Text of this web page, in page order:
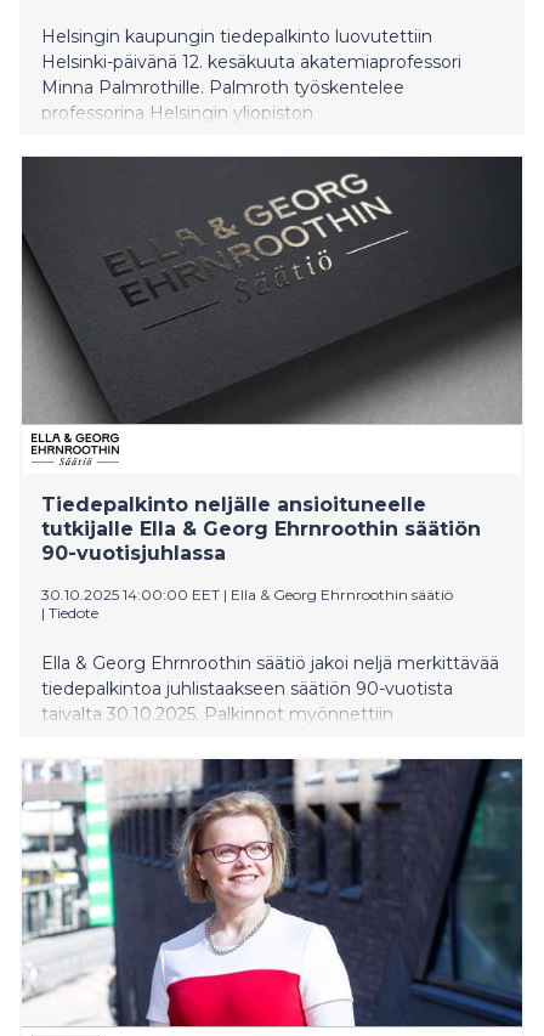
Helsingin kaupungin tiedepalkinto luovutettiin
Helsinki-päivänä 12. kesäkuuta akatemiaprofessori
Minna Palmrothille. Palmroth työskentelee
professorina Helsingin yliopiston
kansainvälisesti arvostettu avaruusfysiikan tutkija.
Tiedepalkinnon arvo on 10 000 euroa.
Tiedepalkinto neljälle ansioituneelle
tutkijalle Ella & Georg Ehrnroothin säätiön
90-vuotisjuhlassa
30.10.2025 14:00:00 EET | Ella & Georg Ehrnroothin säätiö
| Tiedote
Ella & Georg Ehrnroothin säätiö jakoi neljä merkittävää
tiedepalkintoa juhlistaakseen säätiön 90-vuotista
taivalta 30.10.2025. Palkinnot myönnettiin
taiteentutkimuksen ja oikeushistorian tutkijoille.
Palkinnonsaajat olivat professori Elina Ikonen
(Helsingin yliopisto), professori Anu Koivunen (Turun
yliopisto), tutkija ja pianisti Kirill Kozlovski
(Taideyliopisto) sekä akatemiaprofessori Heikki
Pihlajamäki (Helsingin yliopisto).